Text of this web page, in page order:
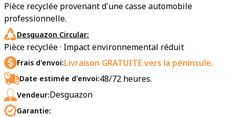
Pièce recyclée provenant d'une casse automobile
professionnelle.
Desguazon Circular:
Pièce recyclée · Impact environnemental réduit
Frais d'envoi:Livraison GRATUITE vers la péninsule.
Date estimée d'envoi:48/72 heures.
Vendeur:Desguazon
Garantie: